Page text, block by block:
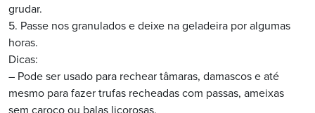
grudar.
5. Passe nos granulados e deixe na geladeira por algumas
horas.
Dicas:
– Pode ser usado para rechear tâmaras, damascos e até
mesmo para fazer trufas recheadas com passas, ameixas
sem caroço ou balas licorosas.